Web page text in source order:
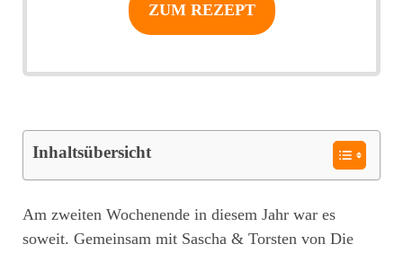
ZUM REZEPT
Inhaltsübersicht
Am zweiten Wochenende in diesem Jahr war es
soweit. Gemeinsam mit Sascha & Torsten von Die